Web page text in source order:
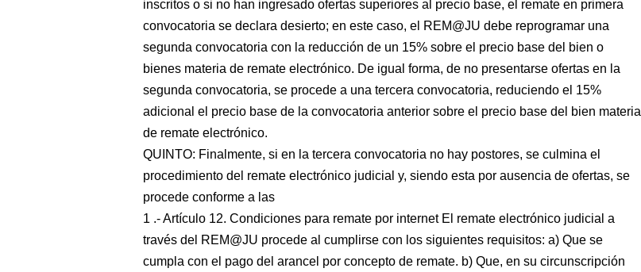
inscritos o si no han ingresado ofertas superiores al precio base, el remate en primera
convocatoria se declara desierto; en este caso, el REM@JU debe reprogramar una
segunda convocatoria con la reducción de un 15% sobre el precio base del bien o
bienes materia de remate electrónico. De igual forma, de no presentarse ofertas en la
segunda convocatoria, se procede a una tercera convocatoria, reduciendo el 15%
adicional el precio base de la convocatoria anterior sobre el precio base del bien materia
de remate electrónico.
QUINTO: Finalmente, si en la tercera convocatoria no hay postores, se culmina el
procedimiento del remate electrónico judicial y, siendo esta por ausencia de ofertas, se
procede conforme a las
1 .- Artículo 12. Condiciones para remate por internet El remate electrónico judicial a
través del REM@JU procede al cumplirse con los siguientes requisitos: a) Que se
cumpla con el pago del arancel por concepto de remate. b) Que, en su circunscripción